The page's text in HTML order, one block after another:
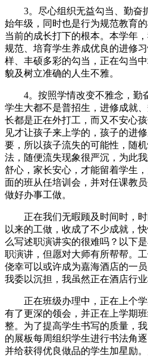
3。尽心组织无益勾当、勤奋
始年级，同时也是行为规范教育
当前的成长打下的根本。本学年
规范、培育学生养成优良的进修
样、丰硕多彩的勾当，正在勾当
貌及树立准确的人生不雅。
4。按照学情改变不雅念，勤
学生大都不是普招生，进修成就
长都是正在外打工，而又不安心
见才让孩子来上学的，孩子的进
要，所以孩子流失的可能性，随
法，随便流失现象很严沉，为此
舒心，家长安心，才能留着学生
面的班从任培训会，并对任课教
做好办事工做。
正在我们无暇顾及时间时，时
以来的工做，收成了不少成就，
么写述职演讲实的很难吗？以下
职演讲，但愿对大师有所帮帮。
侥幸可以或许成为嘉海酒店的一
我委以沉担，我虽然正在酒店行业
正在班级办理中，正在上个学
有了更深的领会，并正在上学期
整。为了提高学生书写的质量，
的展板每周组织学生进行书法角
并给获得优良做品的学生加星励